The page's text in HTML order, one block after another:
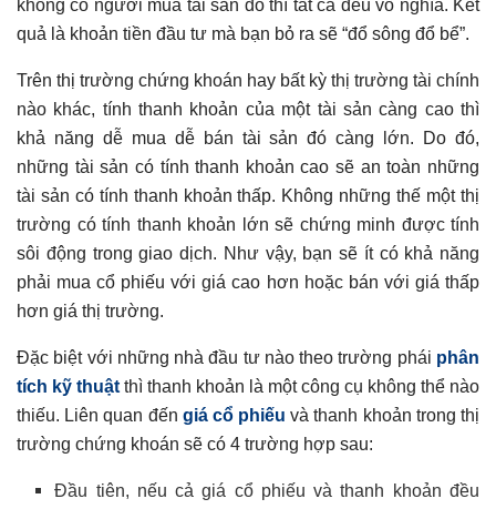
không có người mua tài sản đó thì tất cả đều vô nghĩa. Kết
quả là khoản tiền đầu tư mà bạn bỏ ra sẽ “đổ sông đổ bể”.
Trên thị trường chứng khoán hay bất kỳ thị trường tài chính
nào khác, tính thanh khoản của một tài sản càng cao thì
khả năng dễ mua dễ bán tài sản đó càng lớn. Do đó,
những tài sản có tính thanh khoản cao sẽ an toàn những
tài sản có tính thanh khoản thấp. Không những thế một thị
trường có tính thanh khoản lớn sẽ chứng minh được tính
sôi động trong giao dịch. Như vậy, bạn sẽ ít có khả năng
phải mua cổ phiếu với giá cao hơn hoặc bán với giá thấp
hơn giá thị trường.
Đặc biệt với những nhà đầu tư nào theo trường phái phân
tích kỹ thuậtthì thanh khoản là một công cụ không thể nào
thiếu. Liên quan đến giá cổ phiếu và thanh khoản trong thị
trường chứng khoán sẽ có 4 trường hợp sau:
Đầu tiên, nếu cả giá cổ phiếu và thanh khoản đều